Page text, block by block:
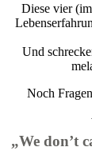
Diese vier
Und
Noch
„We don’t